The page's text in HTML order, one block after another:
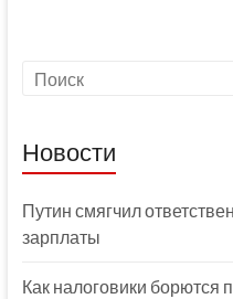
Новости
Путин смягчил
зарплаты
Как налоговики борются